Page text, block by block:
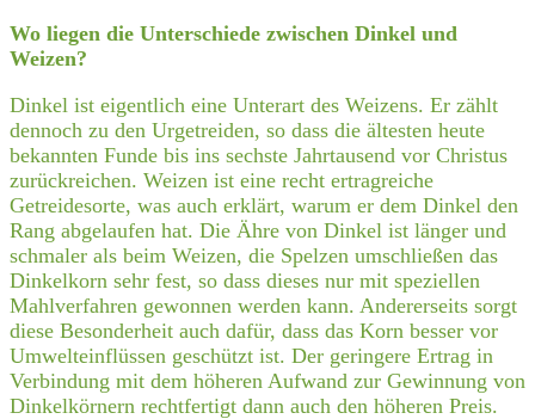
Wo liegen die Unterschiede zwischen Dinkel und
Weizen?
Dinkel ist eigentlich eine Unterart des Weizens. Er zählt
dennoch zu den Urgetreiden, so dass die ältesten heute
bekannten Funde bis ins sechste Jahrtausend vor Christus
zurückreichen. Weizen ist eine recht ertragreiche
Getreidesorte, was auch erklärt, warum er dem Dinkel den
Rang abgelaufen hat. Die Ähre von Dinkel ist länger und
schmaler als beim Weizen, die Spelzen umschließen das
Dinkelkorn sehr fest, so dass dieses nur mit speziellen
Mahlverfahren gewonnen werden kann. Andererseits sorgt
diese Besonderheit auch dafür, dass das Korn besser vor
Umwelteinflüssen geschützt ist. Der geringere Ertrag in
Verbindung mit dem höheren Aufwand zur Gewinnung von
Dinkelkörnern rechtfertigt dann auch den höheren Preis.